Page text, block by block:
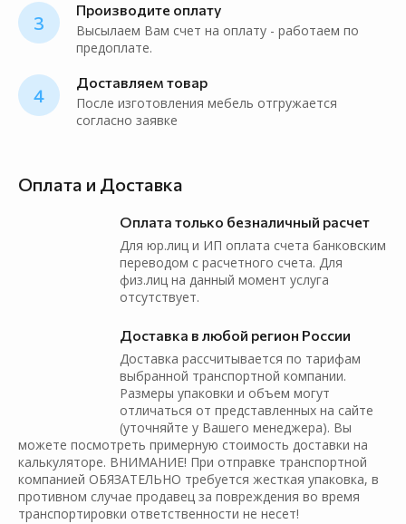
3
Производите оплату
Высылаем Вам счет на оплату - работаем по
предоплате.
4
Доставляем товар
После изготовления мебель отгружается
согласно заявке
Оплата и Доставка
Оплата только безналичный расчет
Для юр.лиц и ИП оплата счета банковским
переводом с расчетного счета. Для
физ.лиц на данный момент услуга
отсутствует.
Доставка в любой регион России
Доставка рассчитывается по тарифам
выбранной транспортной компании.
Размеры упаковки и объем могут
отличаться от представленных на сайте
(уточняйте у Вашего менеджера). Вы
можете посмотреть примерную стоимость доставки на
калькуляторе. ВНИМАНИЕ! При отправке транспортной
компанией ОБЯЗАТЕЛЬНО требуется жесткая упаковка, в
противном случае продавец за повреждения во время
транспортировки ответственности не несет!